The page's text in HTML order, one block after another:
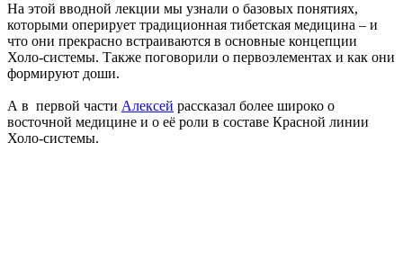
На этой вводной лекции мы узнали о базовых понятиях,
которыми оперирует традиционная тибетская медицина – и
что они прекрасно встраиваются в основные концепции
Холо-системы. Также поговорили о первоэлементах и как они
формируют доши.
А в первой части Алексей рассказал более широко о
восточной медицине и о её роли в составе Красной линии
Холо-системы.